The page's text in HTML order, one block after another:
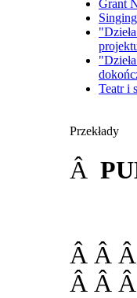
Grant
Teatr i
Przekłady
Â
Â Â
Â Â